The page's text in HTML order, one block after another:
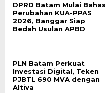
DPRD Batam Mulai Bahas
Perubahan KUA-PPAS
2026, Banggar Siap
Bedah Usulan APBD
PLN Batam Perkuat
Investasi Digital, Teken
PJBTL 690 MVA dengan
Altiva